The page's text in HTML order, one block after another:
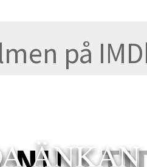
på
ÄNKAN